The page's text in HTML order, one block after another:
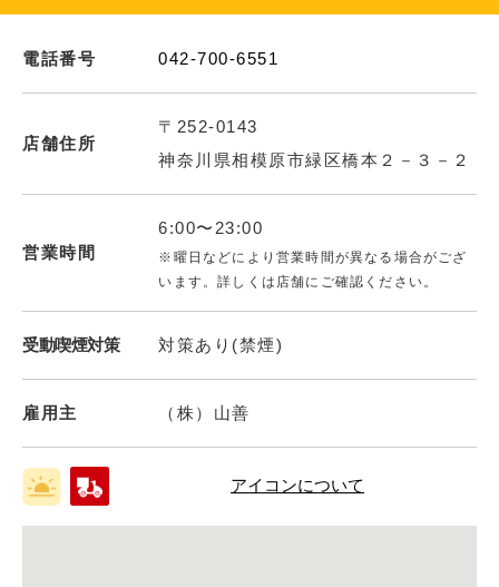
電話番号 042-700-6551
店舗住所
〒252-0143
神奈川県相模原市緑区橋本２－３－２
営業時間
6:00〜23:00
※曜日などにより営業時間が異なる場合がござ
います。詳しくは店舗にご確認ください。
受動喫煙対策 対策あり(禁煙)
雇用主 （株）山善
アイコンについて